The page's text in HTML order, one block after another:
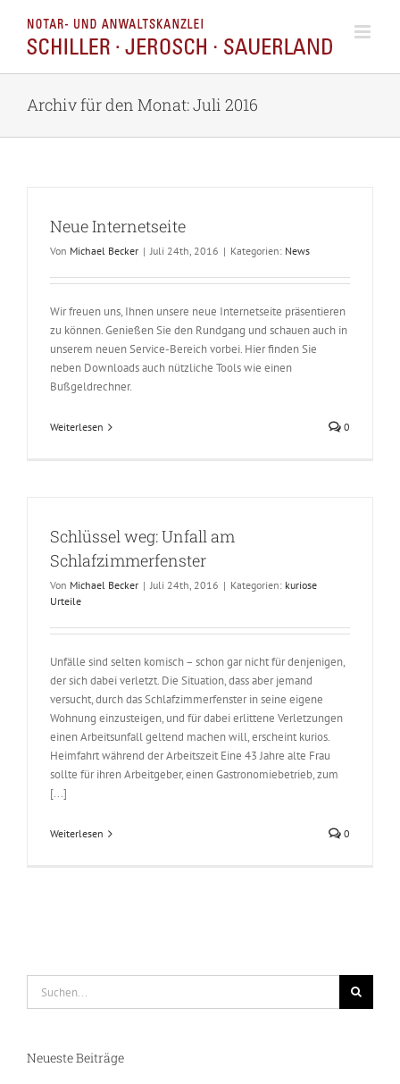
springen
Archiv für den Monat:Juli 2016
Neue Internetseite
Von Michael Becker | Juli 24th, 2016 | Kategorien: News
Wir freuen uns, Ihnen unsere neue Internetseite präsentieren
zu können. Genießen Sie den Rundgang und schauen auch in
unserem neuen Service-Bereich vorbei. Hier finden Sie
neben Downloads auch nützliche Tools wie einen
Bußgeldrechner.
Weiterlesen 0
Schlüssel weg: Unfall am
Schlafzimmerfenster
Von Michael Becker | Juli 24th, 2016 | Kategorien: kuriose
Urteile
Unfälle sind selten komisch – schon gar nicht für denjenigen,
der sich dabei verletzt. Die Situation, dass aber jemand
versucht, durch das Schlafzimmerfenster in seine eigene
Wohnung einzusteigen, und für dabei erlittene Verletzungen
einen Arbeitsunfall geltend machen will, erscheint kurios.
Heimfahrt während der Arbeitszeit Eine 43 Jahre alte Frau
sollte für ihren Arbeitgeber, einen Gastronomiebetrieb, zum
[...]
Weiterlesen 0
Neueste Beiträge